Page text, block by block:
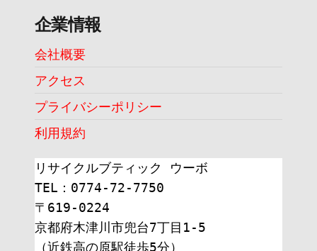
企業情報
会社概要
アクセス
プライバシーポリシー
利用規約
リサイクルブティック ウーボ
TEL：0774-72-7750
〒619-0224
京都府木津川市兜台7丁目1-5
（近鉄高の原駅徒歩5分）